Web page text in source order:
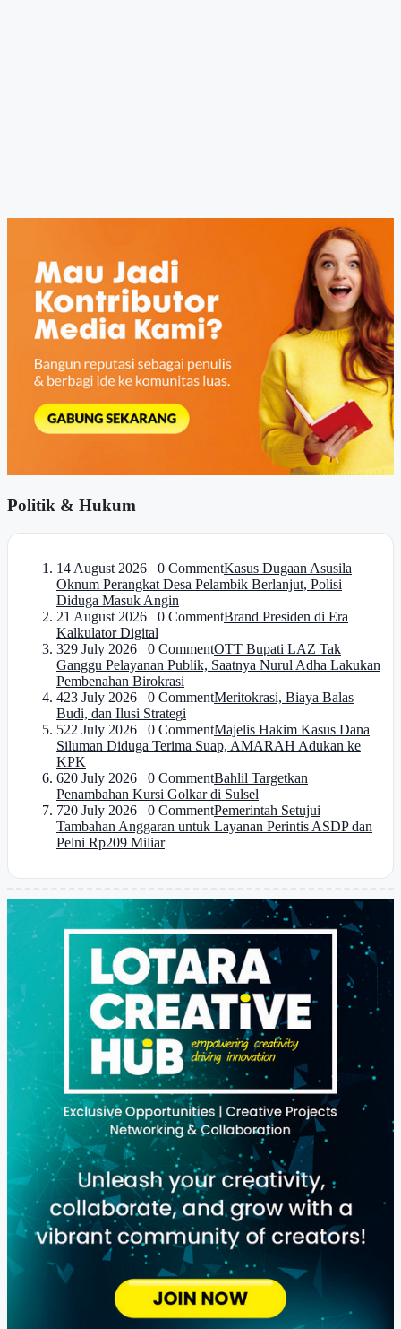
Politik & Hukum
14 August 2026 0 CommentKasus Dugaan Asusila
Oknum Perangkat Desa Pelambik Berlanjut, Polisi
Diduga Masuk Angin
21 August 2026 0 CommentBrand Presiden di Era
Kalkulator Digital
329 July 2026 0 CommentOTT Bupati LAZ Tak
Ganggu Pelayanan Publik, Saatnya Nurul Adha Lakukan
Pembenahan Birokrasi
423 July 2026 0 CommentMeritokrasi, Biaya Balas
Budi, dan Ilusi Strategi
522 July 2026 0 CommentMajelis Hakim Kasus Dana
Siluman Diduga Terima Suap, AMARAH Adukan ke
KPK
620 July 2026 0 CommentBahlil Targetkan
Penambahan Kursi Golkar di Sulsel
720 July 2026 0 CommentPemerintah Setujui
Tambahan Anggaran untuk Layanan Perintis ASDP dan
Pelni Rp209 Miliar